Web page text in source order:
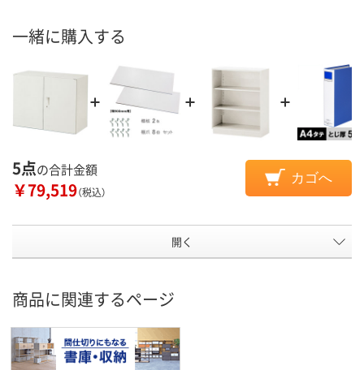
一緒に購入する
5点の合計金額
￥79,519（税込）
カゴへ
開く
商品に関連するページ